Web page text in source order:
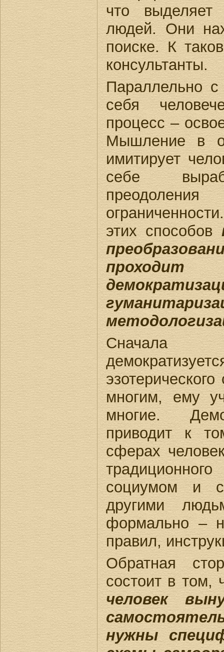
что
людей. Они
поиске. К
консультанты.
Параллельно с
себя
процесс –
Мышление в
имитирует
себе
этих способов
Сначала
многим, ему
многие.
приводит к
сферах
социумом и
другими
формально –
правил,
Обратная
состоит в том,
человек
нужны